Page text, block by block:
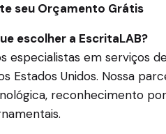
seu Orçamento Grátis
escolher a EscritaLAB?
especialistas em serviços
Estados Unidos. Nossa
reconhecimento